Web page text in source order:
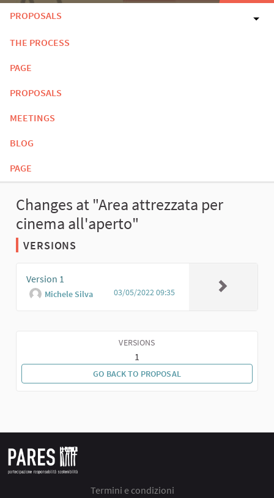
PROPOSALS
THE PROCESS
PAGE
PROPOSALS
MEETINGS
BLOG
PAGE
Changes at "Area attrezzata per
cinema all'aperto"
VERSIONS
Version 1
Michele Silva 03/05/2022 09:35
VERSIONS
1
GO BACK TO PROPOSAL
Termini e condizioni